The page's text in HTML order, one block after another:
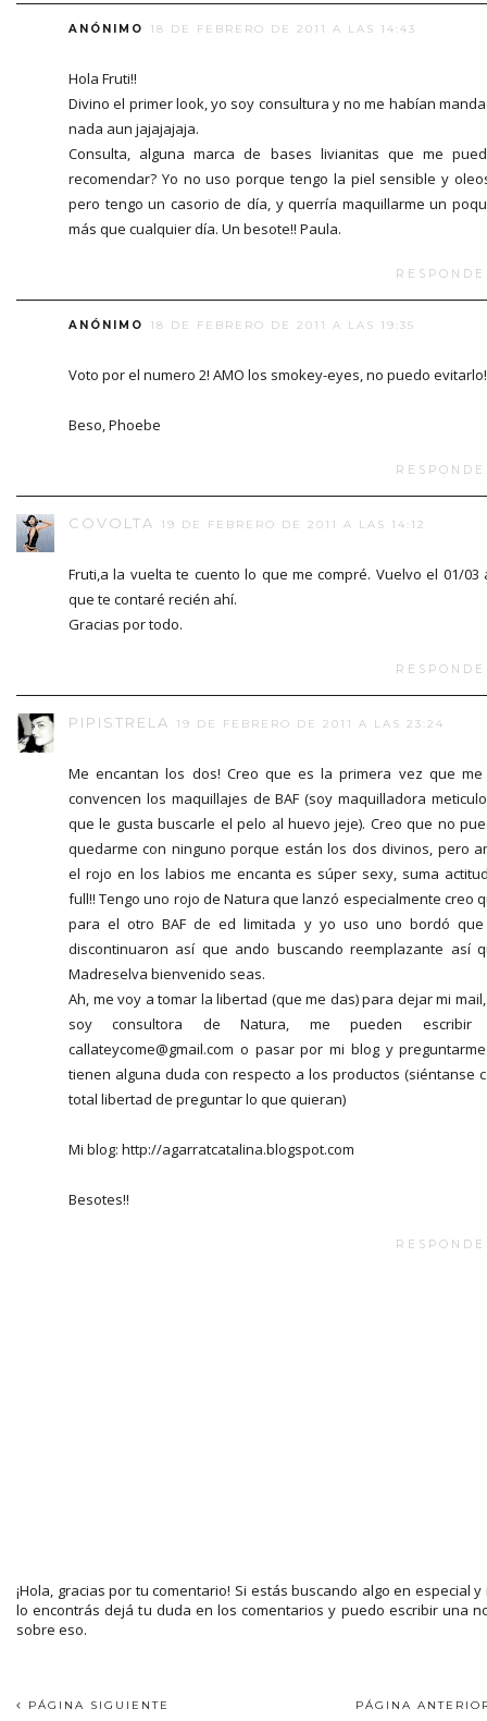
ANÓNIMO 18 DE FEBRERO DE 2011 A LAS 14:43
Hola Fruti!!
Divino el primer look, yo soy consultura y no me habían
nada aun jajajajaja.
Consulta, alguna marca de bases livianitas que me
recomendar? Yo no uso porque tengo la piel sensible y
pero tengo un casorio de día, y querría maquillarme un
más que cualquier día. Un besote!! Paula.
ANÓNIMO 18 DE FEBRERO DE 2011 A LAS 19:35
Voto por el numero 2! AMO los smokey-eyes, no puedo evitarlo!
Beso, Phoebe
COVOLTA 19 DE FEBRERO DE 2011 A LAS 14:12
Fruti,a la vuelta te cuento lo que me compré. Vuelvo el 01/03
que te contaré recién ahí.
Gracias por todo.
PIPISTRELA 19 DE FEBRERO DE 2011 A LAS 23:24
Me encantan los dos! Creo que es la primera vez que
convencen los maquillajes de BAF (soy maquilladora
que le gusta buscarle el pelo al huevo jeje). Creo que no
quedarme con ninguno porque están los dos divinos, pero
el rojo en los labios me encanta es súper sexy, suma
full!! Tengo uno rojo de Natura que lanzó especialmente creo
para el otro BAF de ed limitada y yo uso uno bordó
discontinuaron así que ando buscando reemplazante así
Madreselva bienvenido seas.
Ah, me voy a tomar la libertad (que me das) para dejar mi
soy consultora de Natura, me pueden escribir
callateycome@gmail.com o pasar por mi blog y
tienen alguna duda con respecto a los productos (siéntanse
total libertad de preguntar lo que quieran)
Mi blog: http://agarratcatalina.blogspot.com
Besotes!!
¡Hola, gracias por tu comentario! Si estás buscando algo en especial y
lo encontrás dejá tu duda en los comentarios y puedo escribir una
sobre eso.
PÁGINA SIGUIENTE PÁGINA